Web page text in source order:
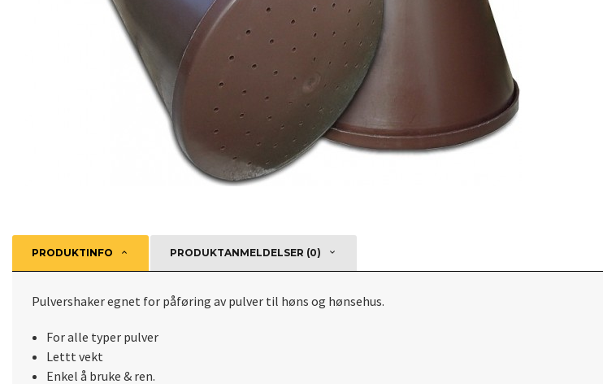
PRODUKTINFO PRODUKTANMELDELSER (0)
Pulvershaker egnet for påføring av pulver til høns og hønsehus.
For alle typer pulver
Lettt vekt
Enkel å bruke & ren.